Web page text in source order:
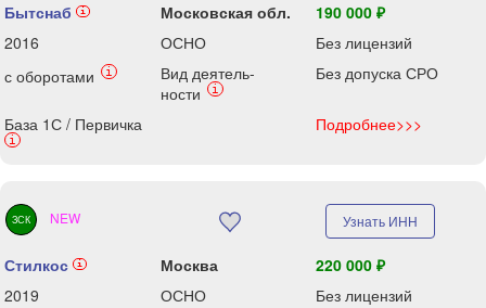
Бытснаб i Московская обл.
190 000 ₽
2016
ОСНО
Без лицензий
с оборотами
i
Вид деятель-
ности
i
Без допуска СРО
База 1С / Первичка
i
Подробнее>>>
ЗСК NEW Узнать ИНН
Стилкос i Москва
220 000 ₽
2019
ОСНО
Без лицензий